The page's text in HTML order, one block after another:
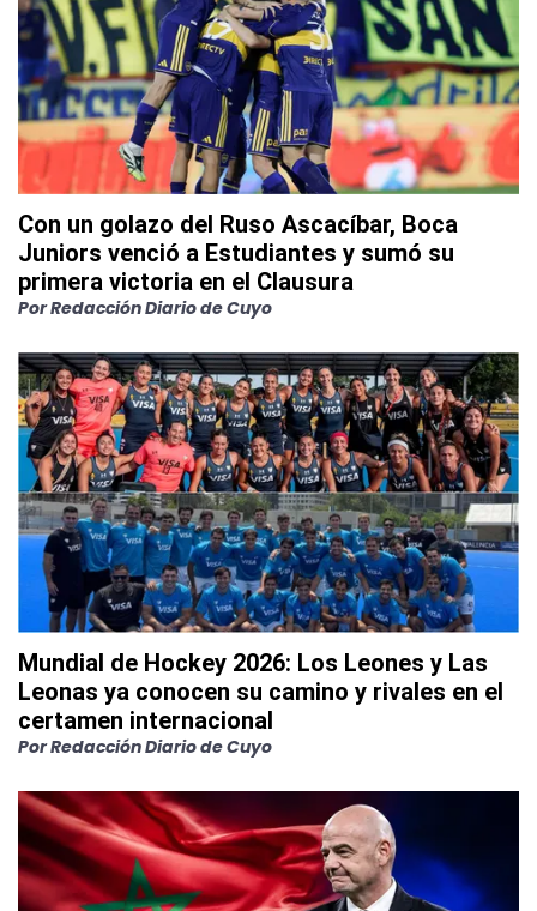
Con un golazo del Ruso Ascacíbar, Boca
Juniors venció a Estudiantes y sumó su
primera victoria en el Clausura
PorRedacción Diario de Cuyo
Mundial de Hockey 2026: Los Leones y Las
Leonas ya conocen su camino y rivales en el
certamen internacional
PorRedacción Diario de Cuyo